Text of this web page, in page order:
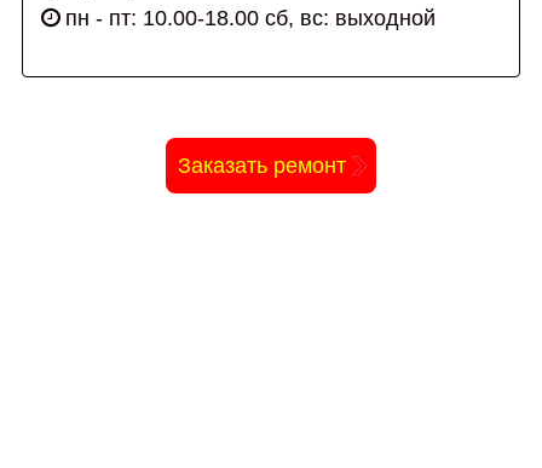
пн - пт: 10.00-18.00 сб, вс: выходной
Заказать ремонт